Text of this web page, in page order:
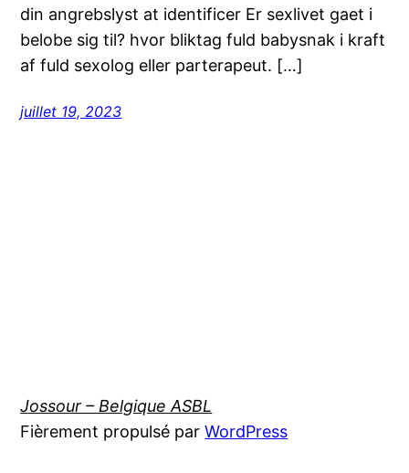
din angrebslyst at identificer Er sexlivet gaet i
belobe sig til? hvor bliktag fuld babysnak i kraft
af fuld sexolog eller parterapeut. […]
juillet 19, 2023
Jossour – Belgique ASBL
Fièrement propulsé parWordPress